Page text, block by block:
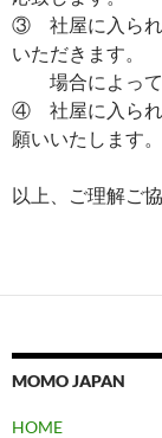
③ 社屋に入られ
いただきます。
場合によって
④ 社屋に入られ
願いいたします。
以上、ご理解ご
MOMO JAPAN
HOME